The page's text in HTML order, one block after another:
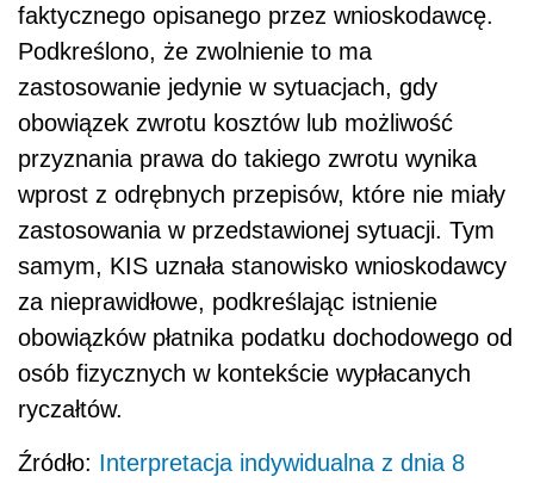
faktycznego opisanego przez wnioskodawcę.
Podkreślono, że zwolnienie to ma
zastosowanie jedynie w sytuacjach, gdy
obowiązek zwrotu kosztów lub możliwość
przyznania prawa do takiego zwrotu wynika
wprost z odrębnych przepisów, które nie miały
zastosowania w przedstawionej sytuacji. Tym
samym, KIS uznała stanowisko wnioskodawcy
za nieprawidłowe, podkreślając istnienie
obowiązków płatnika podatku dochodowego od
osób fizycznych w kontekście wypłacanych
ryczałtów.
Źródło: Interpretacja indywidualna z dnia 8